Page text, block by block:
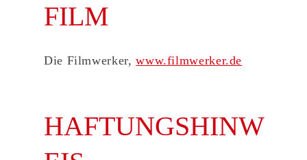
FILM
Die Filmwerker,www.filmwerker.de
HAFTUNGSHINW